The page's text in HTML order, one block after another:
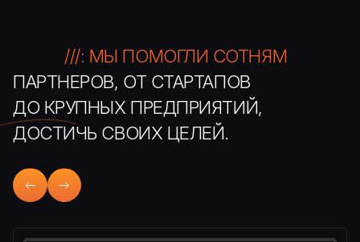
///: МЫ ПОМОГЛИ СОТНЯМ
ПАРТНЕРОВ, ОТ СТАРТАПОВ
ДО КРУПНЫХ ПРЕДПРИЯТИЙ,
ДОСТИЧЬ СВОИХ ЦЕЛЕЙ.